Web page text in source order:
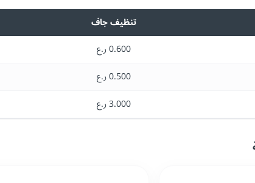
تنظيف جاف
0.600 ر.ع
0.500 ر.ع
3.000 ر.ع